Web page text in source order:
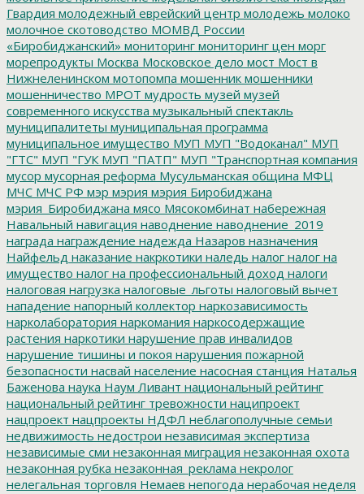
Гвардия молодежный еврейский центр молодежь молоко
молочное скотоводство МОМВД России
«Биробиджанский» мониторинг мониторинг цен морг
морепродукты Москва Московское дело мост Мост в
Нижнеленинском мотопомпа мошенник мошенники
мошенничество МРОТ мудрость музей музей
современного искусства музыкальный спектакль
муниципалитеты муниципальная программа
муниципальное имущество МУП МУП "Водоканал" МУП
"ГТС" МУП "ГУК МУП "ПАТП" МУП "Транспортная компания
мусор мусорная реформа Мусульманская община МФЦ
МЧС МЧС РФ мэр мэрия мэрия Биробиджана
мэрия_Биробиджана мясо Мясокомбинат набережная
Навальный навигация наводнение наводнение_2019
награда награждение надежда Назаров назначения
Найфельд наказание накркотики наледь налог налог на
имущество налог на профессиональный доход налоги
налоговая нагрузка налоговые_льготы налоговый вычет
нападение напорный коллектор наркозависимость
нарколаборатория наркомания наркосодержащие
растения наркотики нарушение прав инвалидов
нарушение тишины и покоя нарушения пожарной
безопасности насвай население насосная станция Наталья
Баженова наука Наум Ливант национальный рейтинг
национальный рейтинг тревожности наципроект
нацпроект нацпроекты НДФЛ неблагополучные семьи
недвижимость недострои независимая экспертиза
независимые сми незаконная миграция незаконная охота
незаконная рубка незаконная_реклама некролог
нелегальная торговля Немаев непогода нерабочая неделя